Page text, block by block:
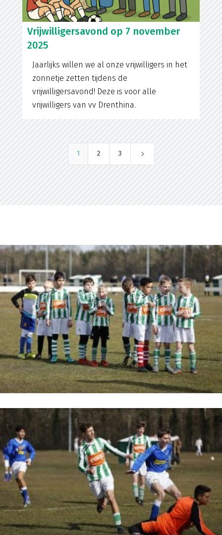
Vrijwilligersavond op 7 november
2025
Jaarlijks willen we al onze vrijwilligers in het
zonnetje zetten tijdens de
vrijwilligersavond! Deze is voor alle
vrijwilligers van vv Drenthina.
1 2 3 5